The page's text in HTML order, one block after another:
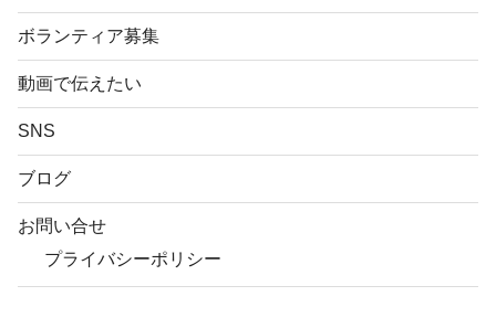
ボランティア募集
動画で伝えたい
SNS
ブログ
お問い合せ
プライバシーポリシー